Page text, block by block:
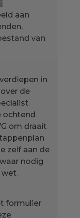
aan
van
in
de
ochtend
om draait
zelf aan de
nodig
wet.
formulier